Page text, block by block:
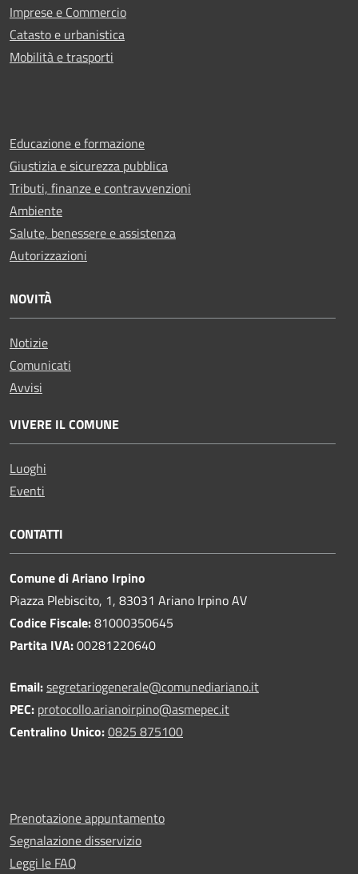
Imprese e Commercio
Catasto e urbanistica
Mobilità e trasporti
Educazione e formazione
Giustizia e sicurezza pubblica
Tributi, finanze e contravvenzioni
Ambiente
Salute, benessere e assistenza
Autorizzazioni
NOVITÀ
Notizie
Comunicati
Avvisi
VIVERE IL COMUNE
Luoghi
Eventi
CONTATTI
Comune di Ariano Irpino
Piazza Plebiscito, 1, 83031 Ariano Irpino AV
Codice Fiscale:81000350645
Partita IVA:00281220640
Email:segretariogenerale@comunediariano.it
PEC: protocollo.arianoirpino@asmepec.it
Centralino Unico:0825 875100
Prenotazione appuntamento
Segnalazione disservizio
Leggi le FAQ